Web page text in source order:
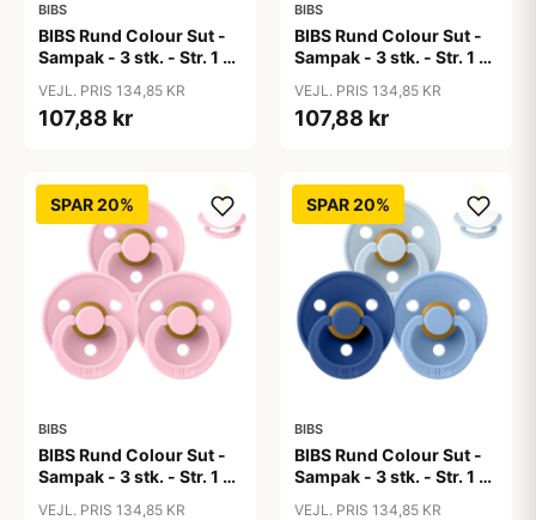
BIBS
BIBS Rund Colour Sut -
Sampak - 3 stk. - Str. 1 -
VEJL. PRIS 134,85 KR
107,88 kr
BIBS
BIBS Rund Colour Sut -
Sampak - 3 stk. - Str. 1 -
VEJL. PRIS 134,85 KR
107,88 kr
SPAR 20%
BIBS
BIBS Rund Colour Sut -
Sampak - 3 stk. - Str. 1 -
VEJL. PRIS 134,85 KR
SPAR 20%
BIBS
BIBS Rund Colour Sut -
Sampak - 3 stk. - Str. 1 -
VEJL. PRIS 134,85 KR